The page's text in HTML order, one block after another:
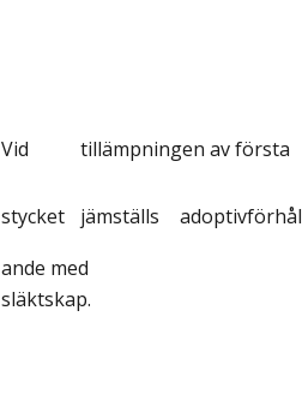
Vid
tillämpningen av första
stycket jämställs
ande med
släktskap.